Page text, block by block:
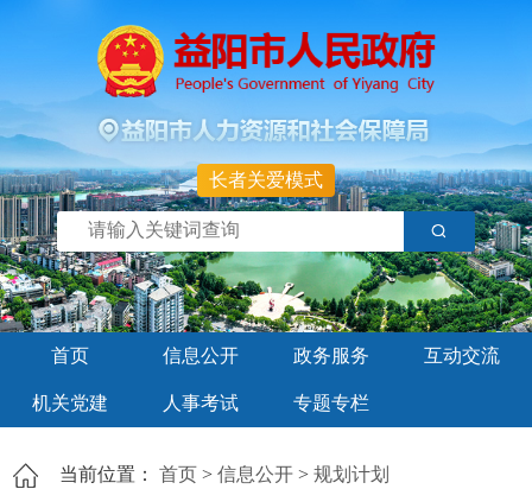
长者关爱模式
首页 信息公开 政务服务 互动交流
机关党建 人事考试 专题专栏
当前位置： 首页 > 信息公开 > 规划计划